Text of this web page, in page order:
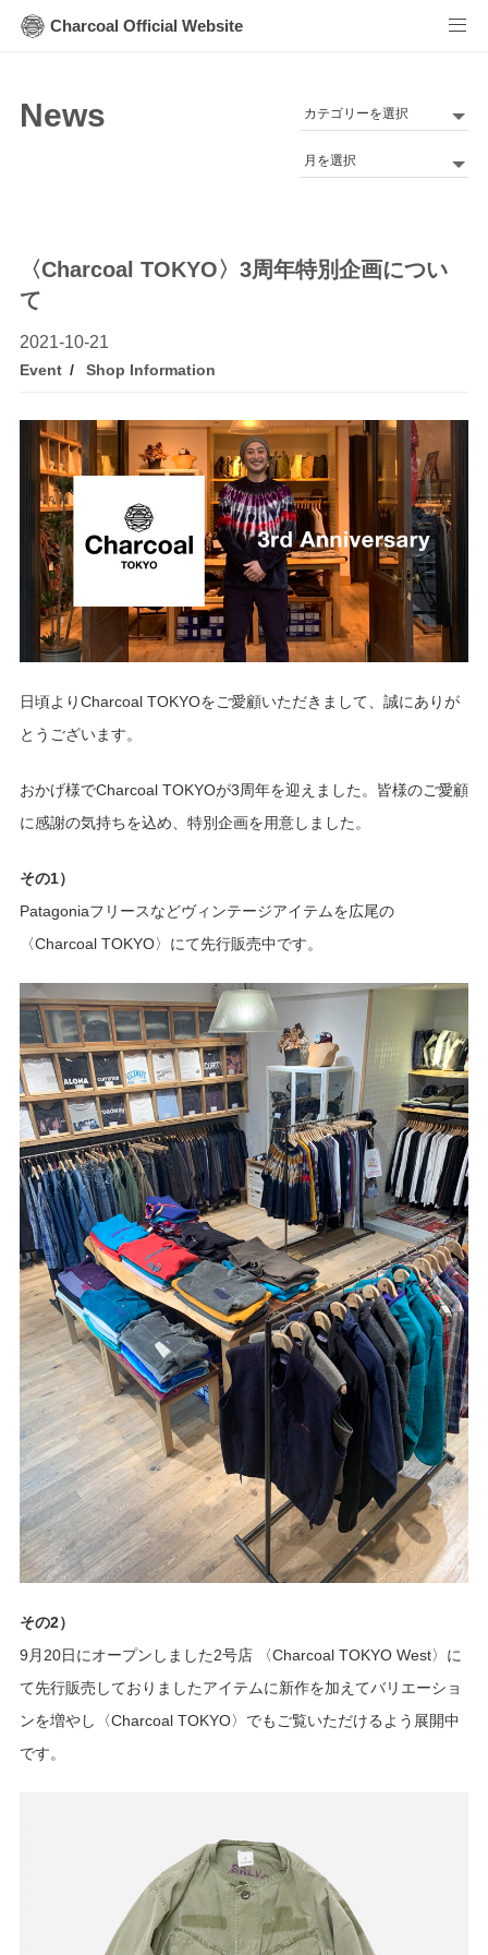
Charcoal Official Website
News
カ
ゴArchives
〈Charcoal TOKYO〉3周年特別企画につい
て
2021-10-21
Event Shop Information
日頃よりCharcoal TOKYOをご愛顧いただきまして、誠にありが
とうございます。
おかげ様でCharcoal TOKYOが3周年を迎えました。皆様のご愛顧
に感謝の気持ちを込め、特別企画を用意しました。
その1）
Patagoniaフリースなどヴィンテージアイテムを広尾の
〈Charcoal TOKYO〉にて先行販売中です。
その2）
9月20日にオープンしました2号店 〈Charcoal TOKYO West〉に
て先行販売しておりましたアイテムに新作を加えてバリエーショ
ンを増やし〈Charcoal TOKYO〉でもご覧いただけるよう展開中
です。